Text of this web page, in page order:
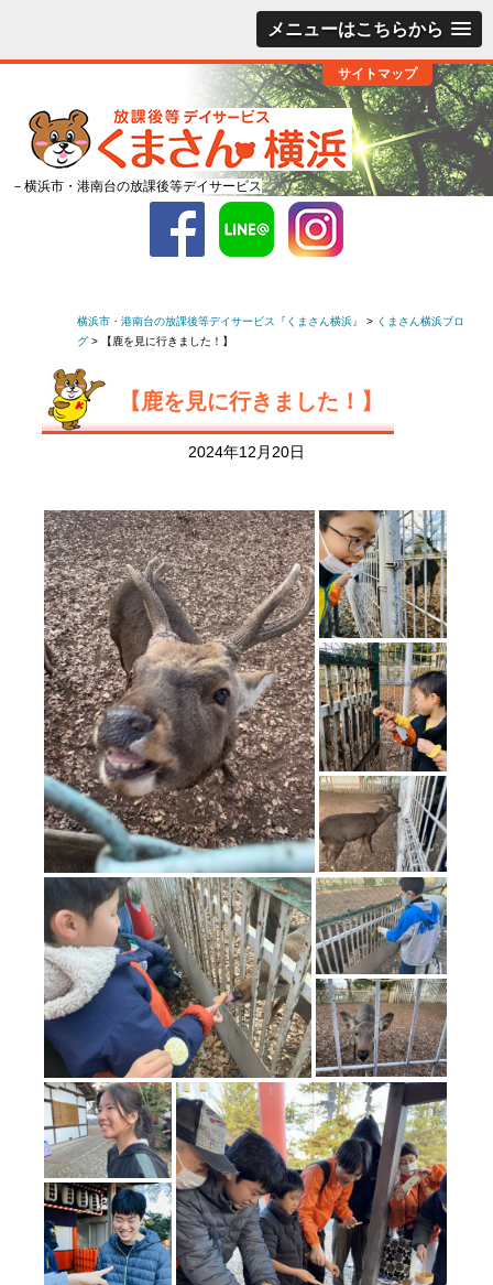
メニューはこちらから
サイトマップ
－横浜市・港南台の放課後等デイサービス
横浜市・港南台の放課後等デイサービス『くまさん横浜』 > くまさん横浜ブロ
グ > 【鹿を見に行きました！】
【鹿を見に行きました！】
2024年12月20日